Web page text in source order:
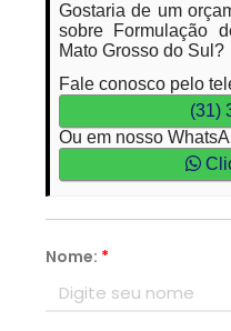
Gostaria de um
sobre Formulação
Mato Grosso do Sul?
Fale conosco pelo
(31)
Ou em nosso
Nome: *